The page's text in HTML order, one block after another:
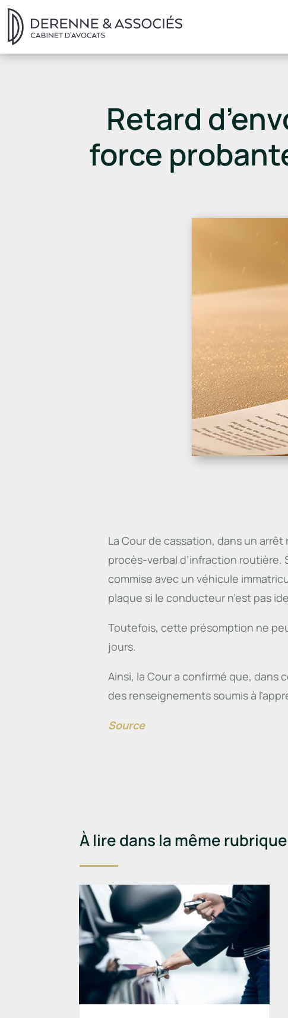
Retard
force
La Cour de cassation, dans un
procès-verbal d’infraction routière.
commise avec un véhicule
plaque si le conducteur n’est pas
Toutefois, cette présomption ne
jours.
Ainsi, la Cour a confirmé que,
des renseignements soumis à
Source
À lire dans la même rubrique